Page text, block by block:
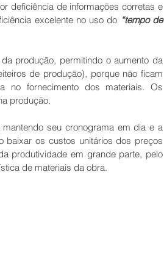
deficiência de informações corretas e
excelente no uso do “tempo de
produção, permitindo o aumento da
de produção), porque não ficam
no fornecimento dos materiais. Os
produção.
seu cronograma em dia e a
baixar os custos unitários dos preços
produtividade em grande parte, pelo
de materiais da obra.